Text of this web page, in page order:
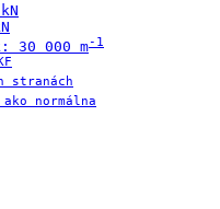
30 000 m-1
stranách
normálna